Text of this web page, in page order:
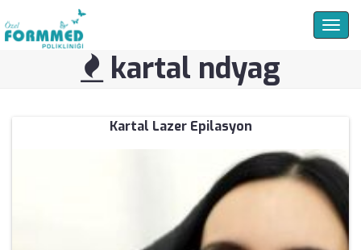
kartal ndyag
Kartal Lazer Epilasyon